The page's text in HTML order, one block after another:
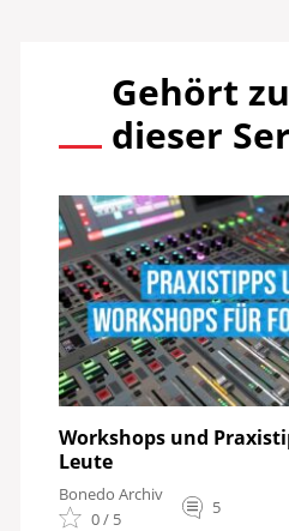
Gehört zu
dieser
Workshops und
Leute
Bonedo Archiv
0 / 5
5